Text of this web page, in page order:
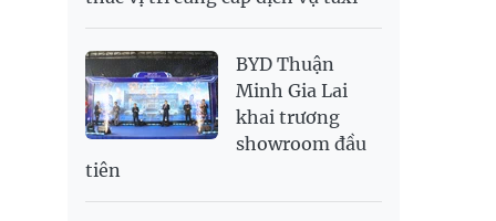
BYD Thuận
Minh Gia Lai
khai trương
showroom đầu
tiên